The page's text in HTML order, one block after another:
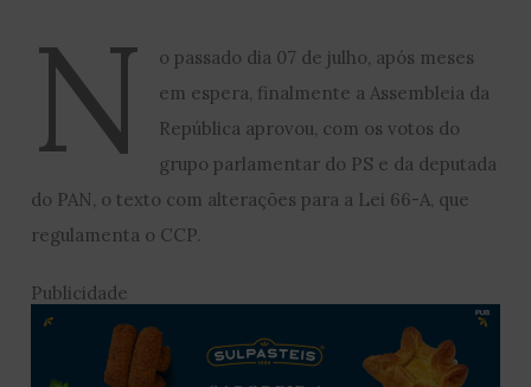
N
o passado dia 07 de julho, após meses
em espera, finalmente a Assembleia da
República aprovou, com os votos do
grupo parlamentar do PS e da deputada
do PAN, o texto com alterações para a Lei 66-A, que
regulamenta o CCP.
Publicidade